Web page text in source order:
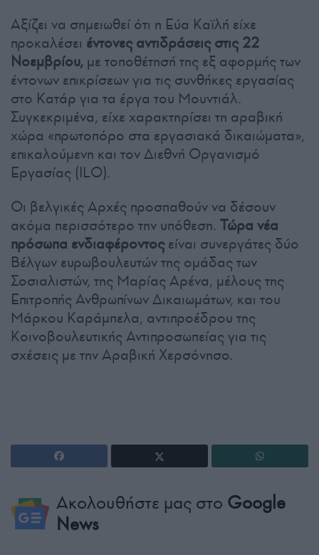
Αξίζει να σημειωθεί ότι η Εύα Καϊλή είχε
προκαλέσει έντονες αντιδράσεις στις 22
Νοεμβρίου, με τοποθέτησή της εξ αφορμής των
έντονων επικρίσεων για τις συνθήκες εργασίας
στο Κατάρ για τα έργα του Μουντιάλ.
Συγκεκριμένα, είχε χαρακτηρίσει τη αραβική
χώρα «πρωτοπόρο στα εργασιακά δικαιώματα»,
επικαλούμενη και τον Διεθνή Οργανισμό
Εργασίας (ILO).
Οι βελγικές Αρχές προσπαθούν να δέσουν
ακόμα περισσότερο την υπόθεση. Τώρα νέα
πρόσωπα ενδιαφέροντοςείναι συνεργάτες δύο
Βέλγων ευρωβουλευτών της ομάδας των
Σοσιαλιστών, της Μαρίας Αρένα, μέλους της
Επιτροπής Ανθρωπίνων Δικαιωμάτων, και του
Μάρκου Καράμπελα, αντιπροέδρου της
Κοινοβουλευτικής Αντιπροσωπείας για τις
σχέσεις με την Αραβική Χερσόνησο.
Ακολουθήστε μας στο Google
News